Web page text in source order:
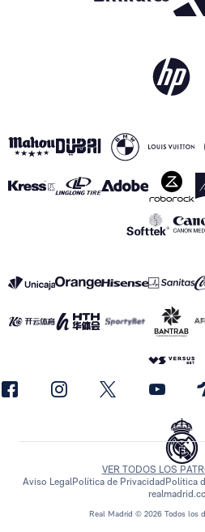
Real Madrid © 2026 Todos los
VER TODOS LOS
Aviso LegalPolítica de Privacidad Política